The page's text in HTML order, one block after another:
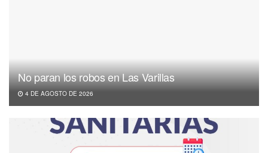
No paran los robos en Las Varillas
4 DE AGOSTO DE 2026